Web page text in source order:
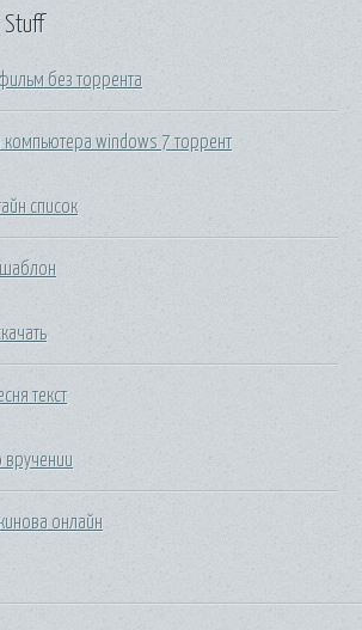
Stuff
без торрента
windows 7 торрент
список
шаблон
текст
вручении
онлайн